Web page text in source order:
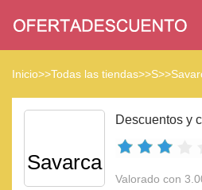
Inicio>>Todas las tiendas>>S>>
Savarca
Valorado con